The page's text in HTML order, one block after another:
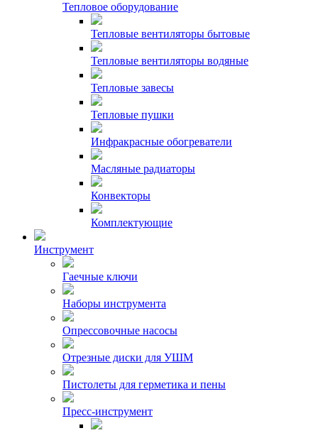
Тепловое оборудование
Тепловые вентиляторы бытовые
Тепловые вентиляторы водяные
Тепловые завесы
Тепловые пушки
Инфракрасные обогреватели
Масляные радиаторы
Конвекторы
Комплектующие
Инструмент
Гаечные ключи
Наборы инструмента
Опрессовочные насосы
Отрезные диски для УШМ
Пистолеты для герметика и пены
Пресс-инструмент